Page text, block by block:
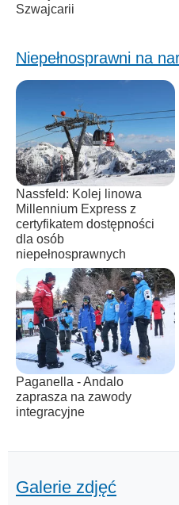
Szwajcarii
Niepełnosprawni na
Nassfeld: Kolej linowa
Millennium Express z
certyfikatem dostępności
dla osób
niepełnosprawnych
Paganella - Andalo
zaprasza na zawody
integracyjne
Galerie zdjęć